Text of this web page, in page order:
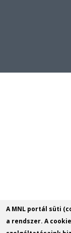
A MNL portál süti
a rendszer. A